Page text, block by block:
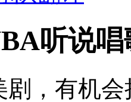
听说
剧，有机